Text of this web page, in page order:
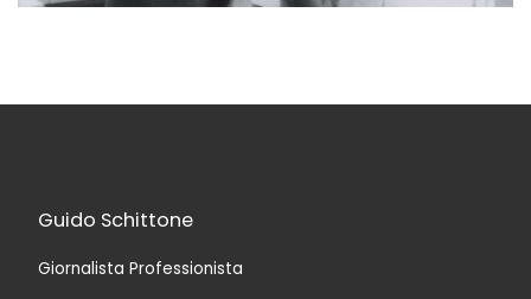
Guido Schittone
Giornalista Professionista